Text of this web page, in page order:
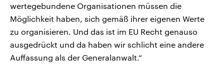
wertegebundene Organisationen müssen die
Möglichkeit haben, sich gemäß ihrer eigenen Werte
zu organisieren. Und das ist im EU Recht genauso
ausgedrückt und da haben wir schlicht eine andere
Auffassung als der Generalanwalt.“